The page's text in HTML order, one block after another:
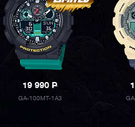
19 990P
GA-100MT-1A3